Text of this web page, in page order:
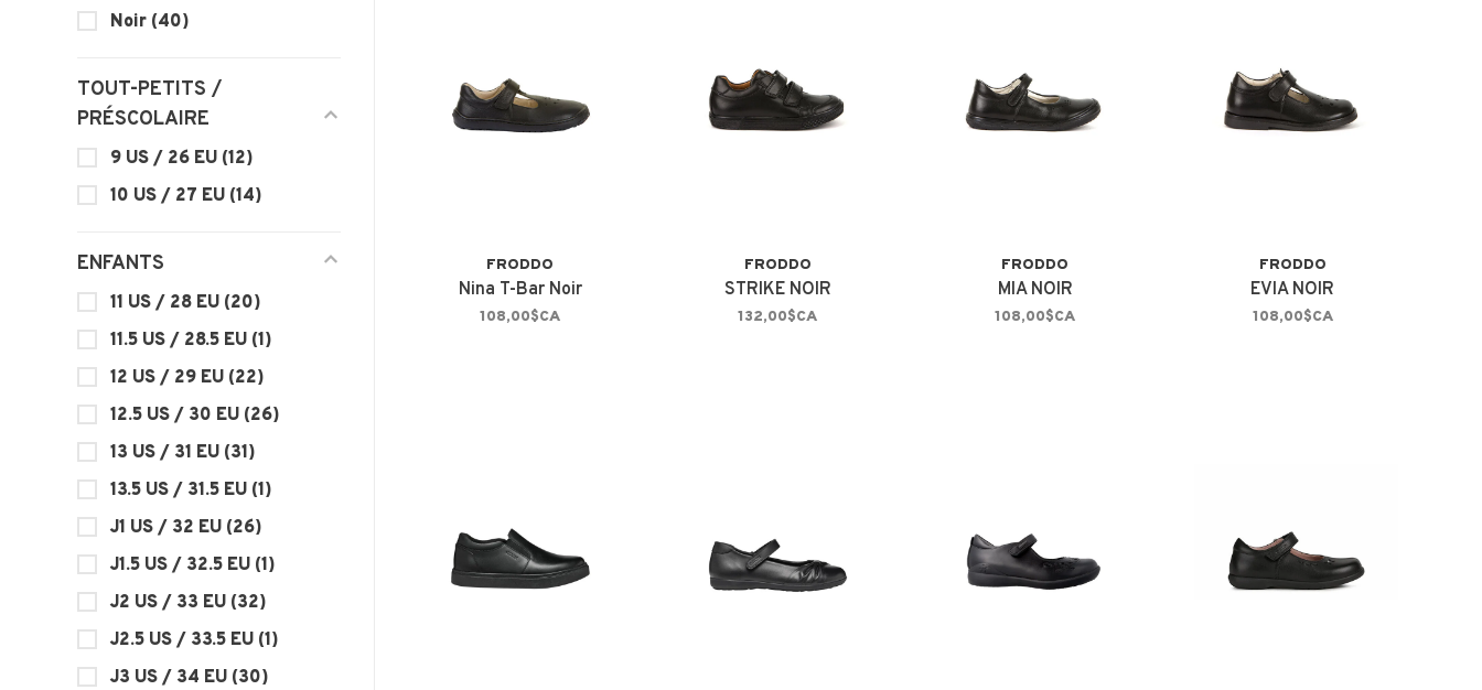
Noir (40)
TOUT-PETITS /
PRÉSCOLAIRE
9 US / 26 EU (12)
10 US / 27 EU (14)
ENFANTS
11 US / 28 EU (20)
11.5 US / 28.5 EU (1)
12 US / 29 EU (22)
12.5 US / 30 EU (26)
13 US / 31 EU (31)
13.5 US / 31.5 EU (1)
J1 US / 32 EU (26)
J1.5 US / 32.5 EU (1)
J2 US / 33 EU (32)
J2.5 US / 33.5 EU (1)
J3 US / 34 EU (30)
FRODDO
Nina T-Bar Noir
108,00$CA
FRODDO
STRIKE NOIR
132,00$CA
FRODDO
MIA NOIR
108,00$CA
FRODDO
EVIA NOIR
108,00$CA